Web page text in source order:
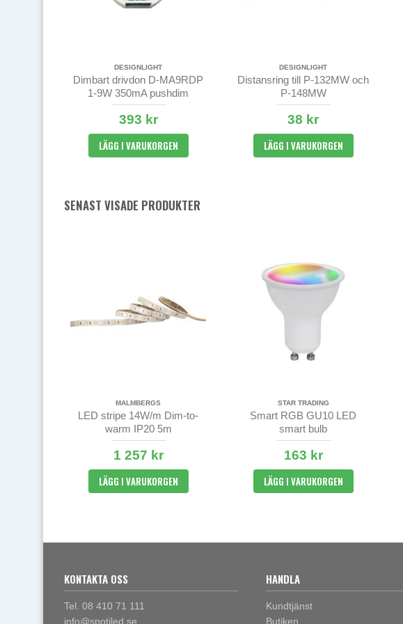
DESIGNLIGHT
Dimbart drivdon D-MA9RDP
1-9W 350mA pushdim
393 kr
LÄGG I VARUKORGEN
DESIGNLIGHT
Distansring till P-132MW och
P-148MW
38 kr
LÄGG I VARUKORGEN
SENAST VISADE PRODUKTER
MALMBERGS
LED stripe 14W/m Dim-to-
warm IP20 5m
1 257 kr
LÄGG I VARUKORGEN
STAR TRADING
Smart RGB GU10 LED
smart bulb
163 kr
LÄGG I VARUKORGEN
KONTAKTA OSS
Tel. 08 410 71 111
info@spotiled.se
HANDLA
Kundtjänst
Butiken